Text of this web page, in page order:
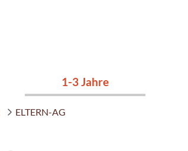
1-3 Jahre
ELTERN-AG